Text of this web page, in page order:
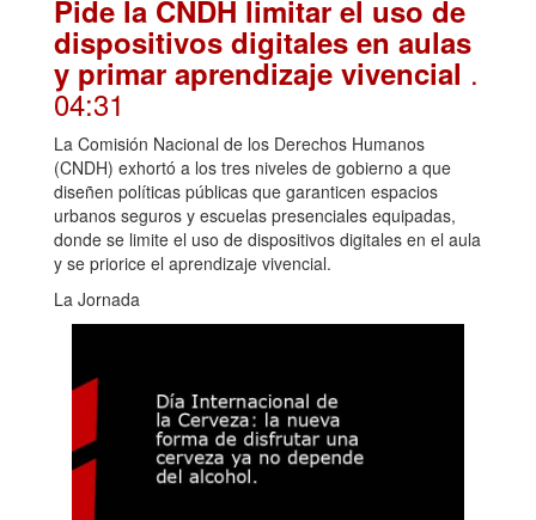
Pide la CNDH limitar el uso de
dispositivos digitales en aulas
y primar aprendizaje vivencial .
04:31
La Comisión Nacional de los Derechos Humanos
(CNDH) exhortó a los tres niveles de gobierno a que
diseñen políticas públicas que garanticen espacios
urbanos seguros y escuelas presenciales equipadas,
donde se limite el uso de dispositivos digitales en el aula
y se priorice el aprendizaje vivencial.
La Jornada